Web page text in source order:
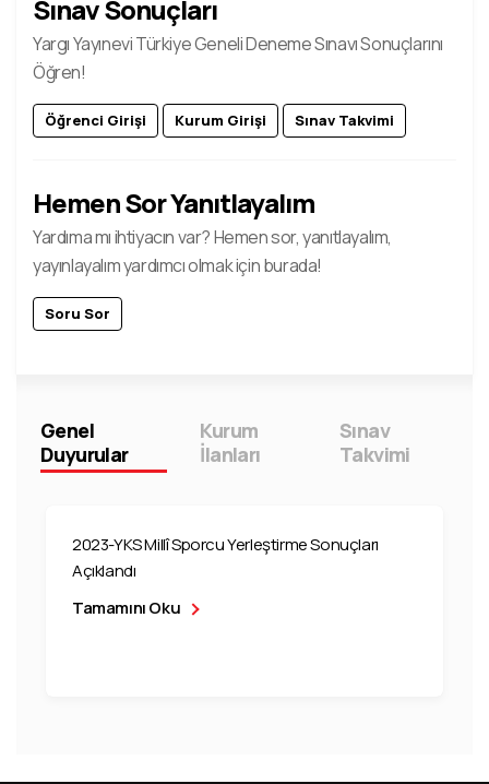
Sınav Sonuçları
Yargı Yayınevi Türkiye Geneli Deneme Sınavı Sonuçlarını
Öğren!
Öğrenci Girişi Kurum Girişi Sınav Takvimi
Hemen Sor Yanıtlayalım
Yardıma mı ihtiyacın var? Hemen sor, yanıtlayalım,
yayınlayalım yardımcı olmak için burada!
Soru Sor
Genel
Duyurular
Kurum
İlanları
Sınav
Takvimi
2023-YKS Millî Sporcu Yerleştirme Sonuçları
Açıklandı
Tamamını Oku